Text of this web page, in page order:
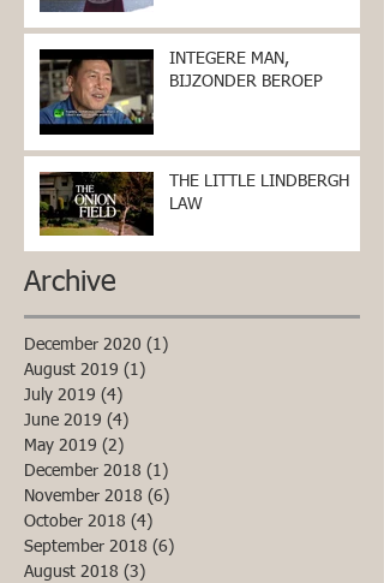
Archive
INTEGERE MAN,
BIJZONDER BEROEP
THE LITTLE LINDBERGH
LAW
December 2020 (1)
August 2019 (1)
July 2019 (4)
June 2019 (4)
May 2019 (2)
December 2018 (1)
November 2018 (6)
October 2018 (4)
September 2018 (6)
August 2018 (3)